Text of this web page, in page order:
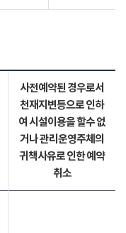
사전예약된 경우로서
천재지변등으로 인하
여 시설이용을 할수 없
거나 관리운영주체의
귀책사유로 인한 예약
취소